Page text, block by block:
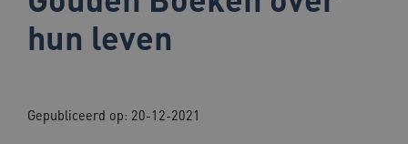
hun leven
Gepubliceerd op: 20-12-2021